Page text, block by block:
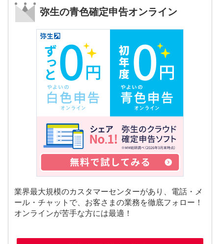
弥生の青色確定申告オンライン
業界最大規模のカスタマーセンターがあり、電話・メ
ール・チャットで、お客さまの業務を徹底フォロー！
オンラインが苦手な方には最適！